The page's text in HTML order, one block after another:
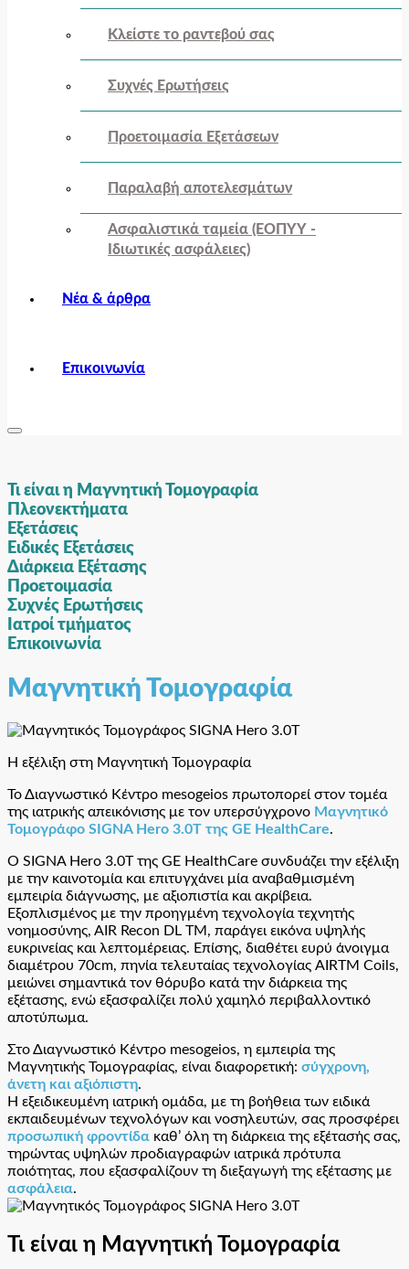
Κλείστε το ραντεβού σας
Συχνές Ερωτήσεις
Προετοιμασία Εξετάσεων
Παραλαβή αποτελεσμάτων
Ασφαλιστικά ταμεία (ΕΟΠΥΥ -
Ιδιωτικές ασφάλειες)
Νέα & άρθρα
Επικοινωνία
Τι είναι η Μαγνητική Τομογραφία
Πλεονεκτήματα
Εξετάσεις
Ειδικές Εξετάσεις
Διάρκεια Εξέτασης
Προετοιμασία
Συχνές Ερωτήσεις
Ιατροί τμήματος
Επικοινωνία
Μαγνητική Τομογραφία
Η εξέλιξη στη Μαγνητική Τομογραφία
Το Διαγνωστικό Κέντρο mesogeios πρωτοπορεί στον τομέα
της ιατρικής απεικόνισης με τον υπερσύγχρονο Μαγνητικό
Τομογράφο SIGNA Hero 3.0T της GE HealthCare.
Ο SIGNA Hero 3.0T της GE HealthCare συνδυάζει την εξέλιξη
με την καινοτομία και επιτυγχάνει μία αναβαθμισμένη
εμπειρία διάγνωσης, με αξιοπιστία και ακρίβεια.
Εξοπλισμένος με την προηγμένη τεχνολογία τεχνητής
νοημοσύνης, ΑIR Recon DL TM, παράγει εικόνα υψηλής
ευκρινείας και λεπτομέρειας. Επίσης, διαθέτει ευρύ άνοιγμα
διαμέτρου 70cm, πηνία τελευταίας τεχνολογίας AIRTM Coils,
μειώνει σημαντικά τον θόρυβο κατά την διάρκεια της
εξέτασης, ενώ εξασφαλίζει πολύ χαμηλό περιβαλλοντικό
αποτύπωμα.
Στο Διαγνωστικό Κέντρο mesogeios, η εμπειρία της
Μαγνητικής Τομογραφίας, είναι διαφορετική: σύγχρονη,
άνετη και αξιόπιστη.
Η εξειδικευμένη ιατρική ομάδα, με τη βοήθεια των ειδικά
εκπαιδευμένων τεχνολόγων και νοσηλευτών, σας προσφέρει
προσωπική φροντίδα καθ’ όλη τη διάρκεια της εξέτασής σας,
τηρώντας υψηλών προδιαγραφών ιατρικά πρότυπα
ποιότητας, που εξασφαλίζουν τη διεξαγωγή της εξέτασης με
ασφάλεια.
Τι είναι η Μαγνητική Τομογραφία